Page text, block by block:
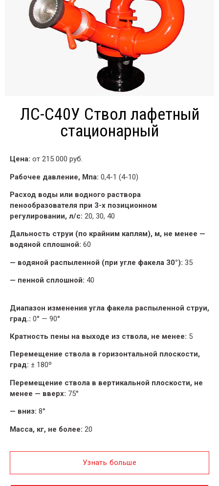
ЛС-С40У Ствол лафетный
стационарный
Цена: от 215 000 руб.
Рабочее давление, Мпа: 0,4-1 (4-10)
Расход воды или водного раствора
пенообразователя при 3-х позиционном
регулировании, л/с: 20, 30, 40
Дальность струи (по крайним каплям), м, не менее —
водяной сплошной: 60
— водяной распыленной (при угле факела 30°): 35
— пенной сплошной: 40
Диапазон изменения угла факела распыленной струи,
град.: 0° — 90°
Кратность пены на выходе из ствола, не менее: 5
Перемещение ствола в горизонтальной плоскости,
град: ± 180º
Перемещение ствола в вертикальной плоскости, не
менее — вверх: 75°
— вниз: 8°
Масса, кг, не более: 20
Узнать больше